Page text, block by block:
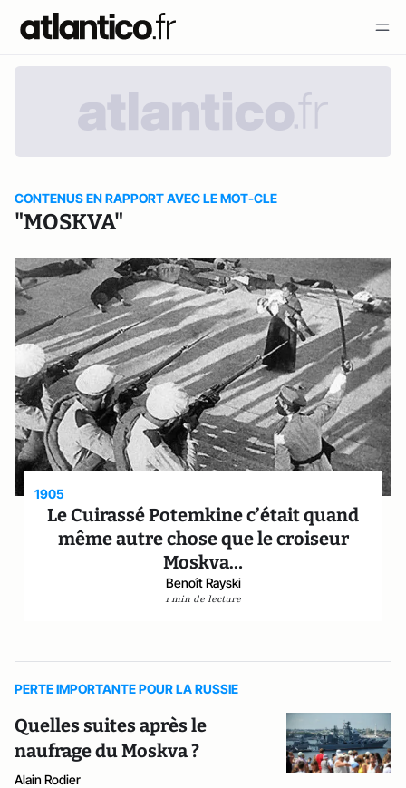
CONTENUS EN RAPPORT AVEC LE MOT-CLE
"MOSKVA"
1905
Le Cuirassé Potemkine c’était quand
même autre chose que le croiseur
Moskva…
Benoît Rayski
1 min de lecture
PERTE IMPORTANTE POUR LA RUSSIE
Quelles suites après le
naufrage du Moskva ?
Alain Rodier